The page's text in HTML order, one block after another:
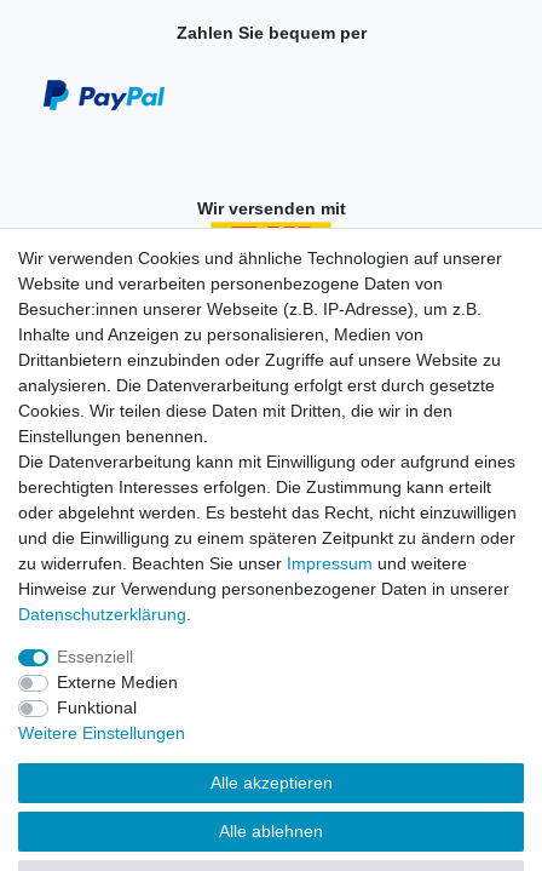
Zahlen Sie bequem per
Wir versenden mit
Einkaufen
Zahlungsarten
Versandarten & -kosten
Widerrufsrecht
Warenkorb
Zur Kasse
Vertrag widerrufen
Mein Konto
Registrieren
Unternehmen
Kontakt
AGB
Wir verwenden Cookies und ähnliche Technologien auf unserer
Website und verarbeiten personenbezogene Daten von
Besucher:innen unserer Webseite (z.B. IP-Adresse), um z.B.
Inhalte und Anzeigen zu personalisieren, Medien von
Drittanbietern einzubinden oder Zugriffe auf unsere Website zu
analysieren. Die Datenverarbeitung erfolgt erst durch gesetzte
Cookies. Wir teilen diese Daten mit Dritten, die wir in den
Einstellungen benennen.
Die Datenverarbeitung kann mit Einwilligung oder aufgrund eines
berechtigten Interesses erfolgen. Die Zustimmung kann erteilt
oder abgelehnt werden. Es besteht das Recht, nicht einzuwilligen
und die Einwilligung zu einem späteren Zeitpunkt zu ändern oder
zu widerrufen. Beachten Sie unser Impressum und weitere
Hinweise zur Verwendung personenbezogener Daten in unserer
Daten­schutz­erklärung
Essenziell
Externe Medien
Funktional
Weitere Einstellungen
Alle akzeptieren
Alle ablehnen